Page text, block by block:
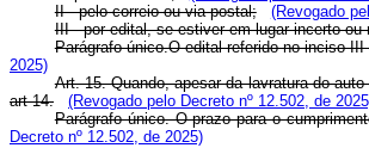
II - pelo correio ou via postal;
(Revogado
III - por edital, se estiver em lugar incerto ou
Parágrafo único.O edital referido no inciso
2025)
Art. 15. Quando, apesar da lavratura do
art 14.
(Revogado pelo Decreto nº 12.502, de
Parágrafo único. O prazo para o
Decreto nº 12.502, de 2025)